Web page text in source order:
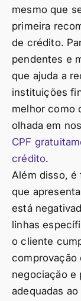
mesmo que
primeira
de crédito.
pendentes e
que ajuda a
instituições
melhor como
olhada em
CPF
crédito.
Além disso, é
que
está
linhas
o cliente
comprovação
negociação e
adequadas